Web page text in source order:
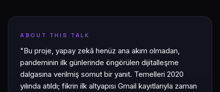
ABOUT THIS TALK
"Bu proje, yapay zekâ henüz ana akım olmadan,
pandeminin ilk günlerinde öngörülen dijitalleşme
dalgasına verilmiş somut bir yanıt. Temelleri 2020
yılında atıldı; fikrin ilk altyapısı Gmail kayıtlarıyla zaman